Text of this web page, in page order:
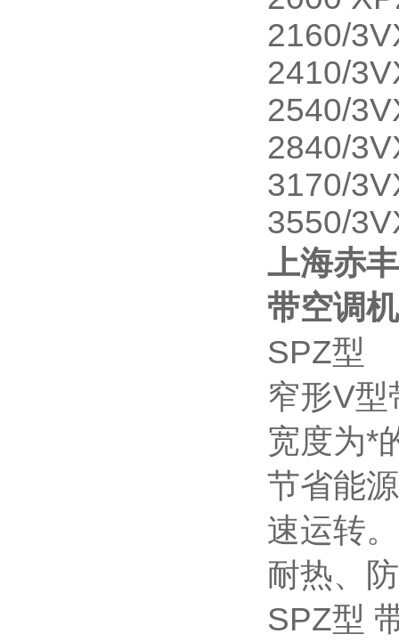
2160/
2410/
2540/
2840/
3170/
3550/
上海赤
带空调
SPZ型
窄形V型
宽度为*
节省能
速运转。
耐热、
SPZ型